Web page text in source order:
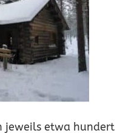
jeweils etwa hundert